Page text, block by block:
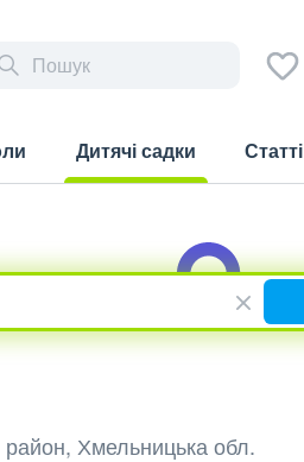
Дитячі садки
Статті
район, Хмельницька обл.